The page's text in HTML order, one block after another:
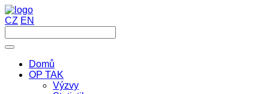
CZ EN
Domů
OP TAK
Výzvy